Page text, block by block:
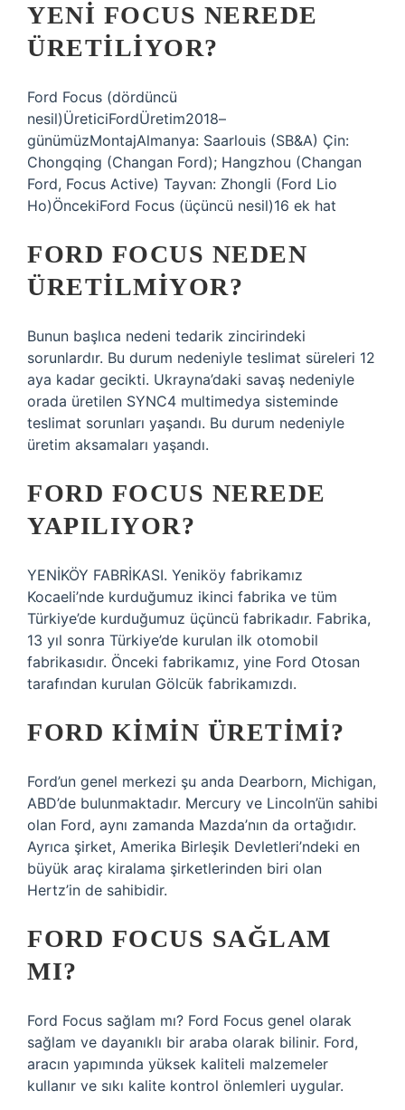
YENI FOCUS NEREDE
ÜRETILIYOR?
Ford Focus (dördüncü
nesil)ÜreticiFordÜretim2018–
günümüzMontajAlmanya: Saarlouis (SB&A) Çin:
Chongqing (Changan Ford); Hangzhou (Changan
Ford, Focus Active) Tayvan: Zhongli (Ford Lio
Ho)ÖncekiFord Focus (üçüncü nesil)16 ek hat
FORD FOCUS NEDEN
ÜRETILMIYOR?
Bunun başlıca nedeni tedarik zincirindeki
sorunlardır. Bu durum nedeniyle teslimat süreleri 12
aya kadar gecikti. Ukrayna’daki savaş nedeniyle
orada üretilen SYNC4 multimedya sisteminde
teslimat sorunları yaşandı. Bu durum nedeniyle
üretim aksamaları yaşandı.
FORD FOCUS NEREDE
YAPILIYOR?
YENİKÖY FABRİKASI. Yeniköy fabrikamız
Kocaeli’nde kurduğumuz ikinci fabrika ve tüm
Türkiye’de kurduğumuz üçüncü fabrikadır. Fabrika,
13 yıl sonra Türkiye’de kurulan ilk otomobil
fabrikasıdır. Önceki fabrikamız, yine Ford Otosan
tarafından kurulan Gölcük fabrikamızdı.
FORD KIMIN ÜRETIMI?
Ford’un genel merkezi şu anda Dearborn, Michigan,
ABD’de bulunmaktadır. Mercury ve Lincoln’ün sahibi
olan Ford, aynı zamanda Mazda’nın da ortağıdır.
Ayrıca şirket, Amerika Birleşik Devletleri’ndeki en
büyük araç kiralama şirketlerinden biri olan
Hertz’in de sahibidir.
FORD FOCUS SAĞLAM
MI?
Ford Focus sağlam mı? Ford Focus genel olarak
sağlam ve dayanıklı bir araba olarak bilinir. Ford,
aracın yapımında yüksek kaliteli malzemeler
kullanır ve sıkı kalite kontrol önlemleri uygular.